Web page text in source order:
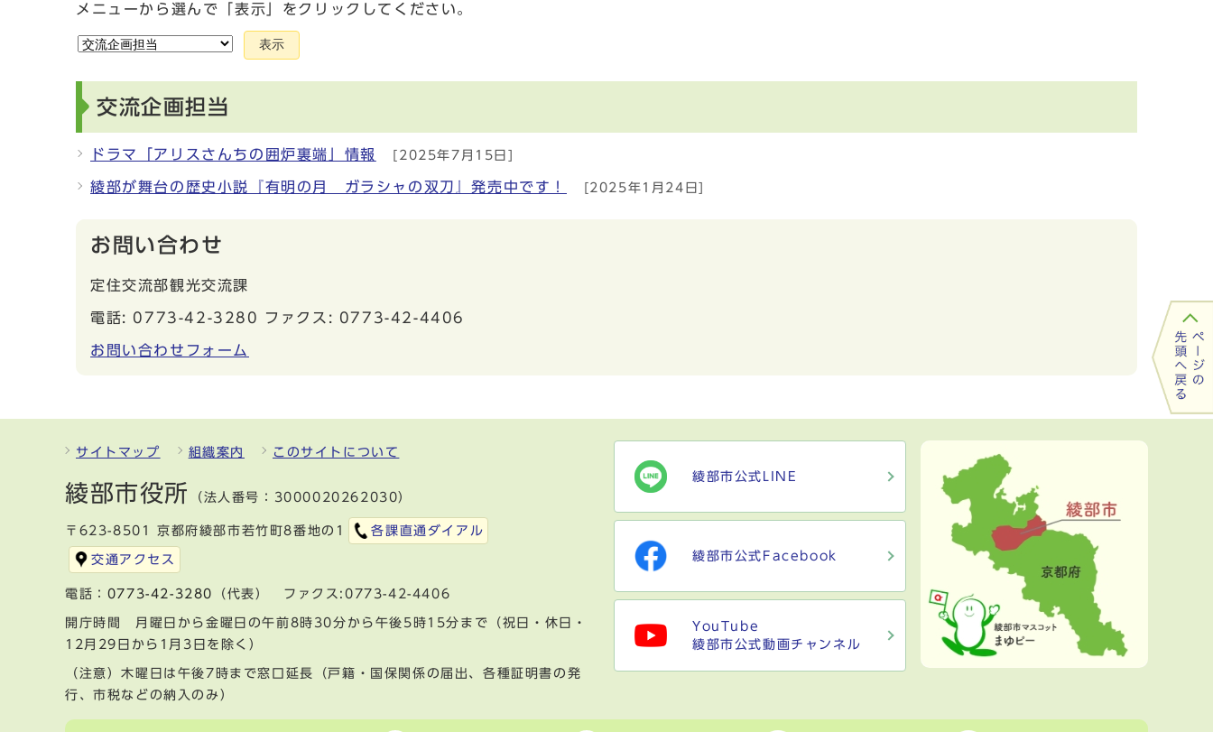
メニューから選んで「表示」をクリックしてください。
表示
交流企画担当
ドラマ「アリスさんちの囲炉裏端」情報 [2025年7月15日]
綾部が舞台の歴史小説『有明の月 ガラシャの双刀』発売中です！ [2025年1月24日]
お問い合わせ
定住交流部観光交流課
電話: 0773-42-3280 ファクス: 0773-42-4406
お問い合わせフォーム
サイトマップ 組織案内 このサイトについて
綾部市役所 （法人番号：3000020262030）
〒623-8501 京都府綾部市若竹町8番地の1 各課直通ダイアル
交通アクセス
電話： 0773-42-3280 （代表） ファクス:0773-42-4406
開庁時間 月曜日から金曜日の午前8時30分から午後5時15分まで（祝日・休日・
12月29日から1月3日を除く）
（注意）木曜日は午後7時まで窓口延長（戸籍・国保関係の届出、各種証明書の発
行、市税などの納入のみ）
綾部市公式LINE
綾部市公式Facebook
YouTube
綾部市公式動画チャンネル